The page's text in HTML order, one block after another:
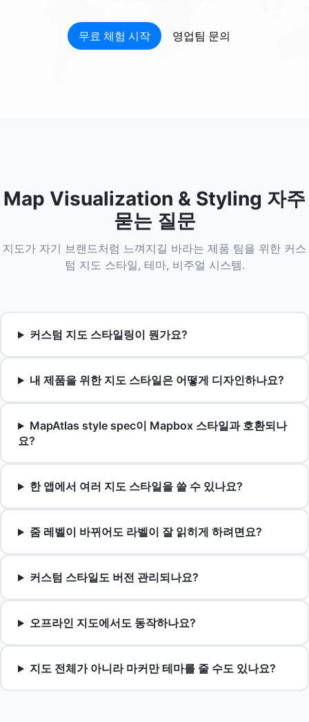
무료 체험 시작 영업팀 문의
Map Visualization & Styling 자주
묻는 질문
지도가 자기 브랜드처럼 느껴지길 바라는 제품 팀을 위한 커스
텀 지도 스타일, 테마, 비주얼 시스템.
커스텀 지도 스타일링이 뭔가요?
내 제품을 위한 지도 스타일은 어떻게 디자인하나요?
MapAtlas style spec이 Mapbox 스타일과 호환되나
요?
한 앱에서 여러 지도 스타일을 쓸 수 있나요?
줌 레벨이 바뀌어도 라벨이 잘 읽히게 하려면요?
커스텀 스타일도 버전 관리되나요?
오프라인 지도에서도 동작하나요?
지도 전체가 아니라 마커만 테마를 줄 수도 있나요?